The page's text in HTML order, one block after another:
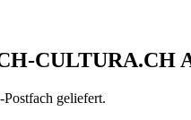
CULTURA.CH
geliefert.